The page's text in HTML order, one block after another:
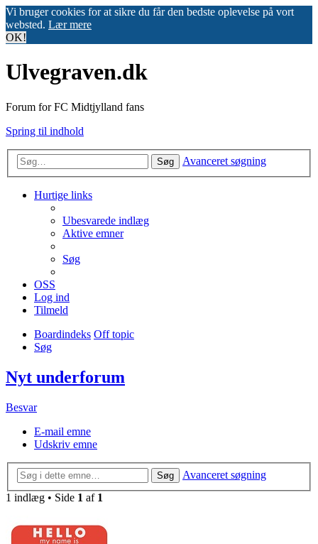
Vi bruger cookies for at sikre du får den bedste oplevelse på vort
websted. Lær mere
OK!
Ulvegraven.dk
Forum for FC Midtjylland fans
Spring til indhold
Søg Avanceret søgning
Hurtige links
Ubesvarede indlæg
Aktive emner
Søg
OSS
Log ind
Tilmeld
Boardindeks Off topic
Søg
Nyt underforum
Besvar
E-mail emne
Udskriv emne
Søg
Avanceret søgning
1 indlæg • Side 1 af 1